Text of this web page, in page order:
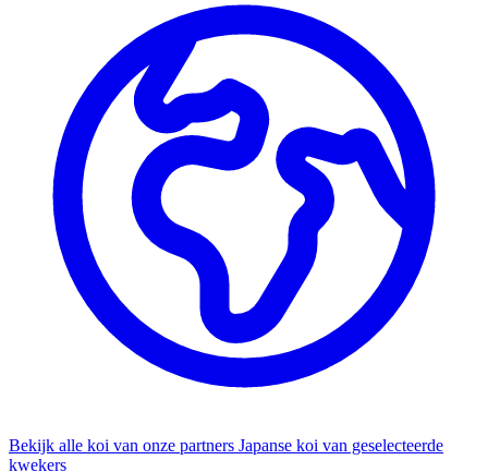
Bekijk alle koi van onze partners Japanse koi van geselecteerde
kwekers